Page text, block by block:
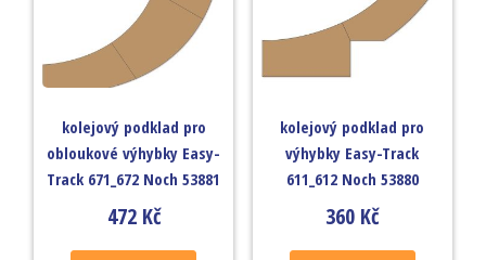
kolejový podklad pro
obloukové výhybky Easy-
Track 671_672 Noch 53881
472 Kč
kolejový podklad pro
výhybky Easy-Track
611_612 Noch 53880
360 Kč